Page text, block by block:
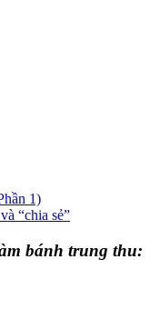
1)
“chia sẻ”
bánh trung thu: